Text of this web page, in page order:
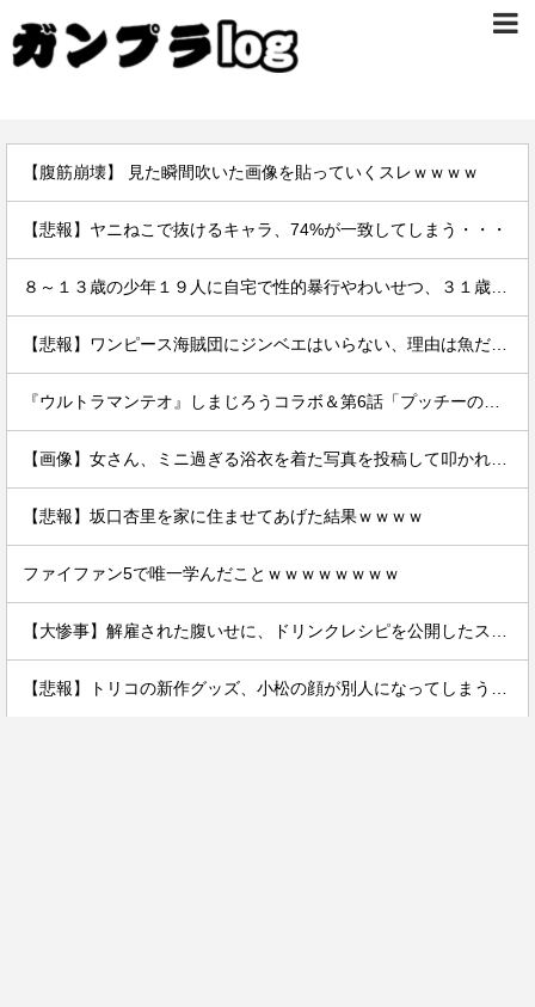
【腹筋崩壊】 見た瞬間吹いた画像を貼っていくスレｗｗｗｗ
【悲報】ヤニねこで抜けるキャラ、74%が一致してしまう・・・
【悲報】坂口杏里を家に住ませてあげた結果ｗｗｗｗ
ファイファン5で唯一学んだことｗｗｗｗｗｗｗｗ